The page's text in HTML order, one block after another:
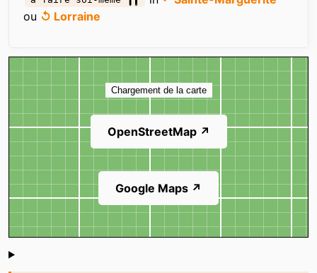
ou ↺ Lorraine
Carte
Chargement de la carte
OpenStreetMap ↗
Google Maps ↗
Shoutbox